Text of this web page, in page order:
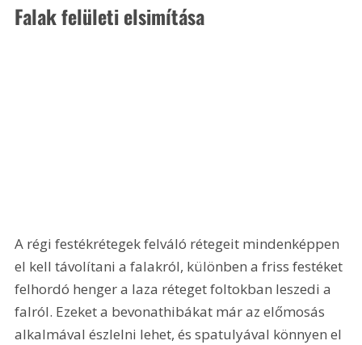
Falak felületi elsimítása
A régi festékrétegek felváló rétegeit mindenképpen
el kell távolítani a falakról, különben a friss festéket
felhordó henger a laza réteget foltokban leszedi a
falról. Ezeket a bevonathibákat már az előmosás
alkalmával észlelni lehet, és spatulyával könnyen el